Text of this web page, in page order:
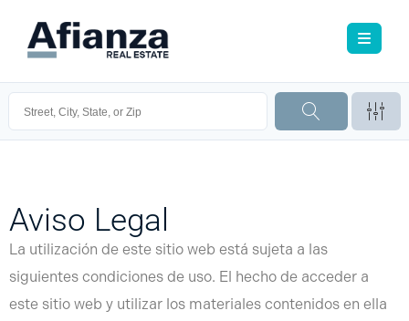
Aviso Legal
La utilización de este sitio web está sujeta a las
siguientes condiciones de uso. El hecho de acceder a
este sitio web y utilizar los materiales contenidos en ella